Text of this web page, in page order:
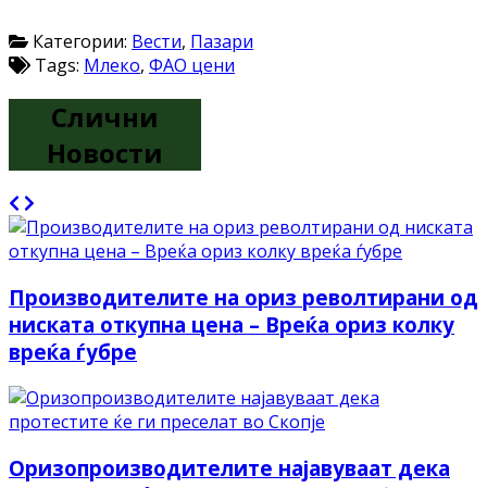
Категории: Вести, Пазари
Tags: Млеко, ФАО цени
Слични
Новости
Производителите на ориз револтирани од
ниската откупна цена – Вреќа ориз колку
вреќа ѓубре
Оризопроизводителите најавуваат дека